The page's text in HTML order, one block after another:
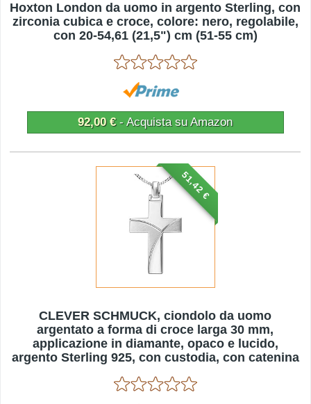
Hoxton London da uomo in argento Sterling, con
zirconia cubica e croce, colore: nero, regolabile,
con 20-54,61 (21,5") cm (51-55 cm)
92,00 €- Acquista su Amazon
51,42 €
CLEVER SCHMUCK, ciondolo da uomo
argentato a forma di croce larga 30 mm,
applicazione in diamante, opaco e lucido,
argento Sterling 925, con custodia, con catenina